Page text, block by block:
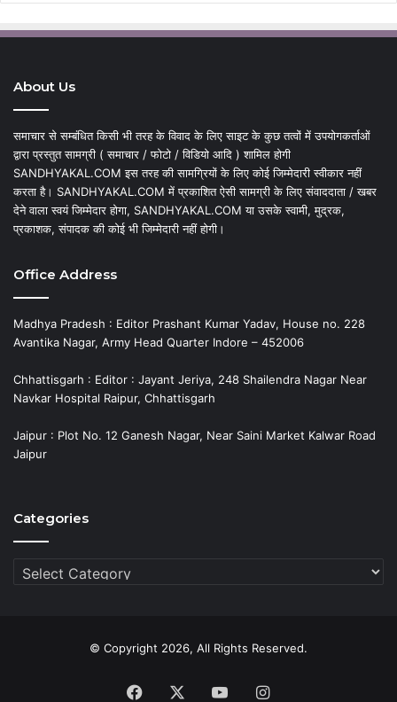
About Us
समाचार से सम्बंधित किसी भी तरह के विवाद के लिए साइट के कुछ तत्वों में उपयोगकर्ताओं
द्वारा प्रस्तुत सामग्री ( समाचार / फोटो / विडियो आदि ) शामिल होगी
SANDHYAKAL.COM इस तरह की सामग्रियों के लिए कोई जिम्मेदारी स्वीकार नहीं
करता है। SANDHYAKAL.COM में प्रकाशित ऐसी सामग्री के लिए संवाददाता / खबर
देने वाला स्वयं जिम्मेदार होगा, SANDHYAKAL.COM या उसके स्वामी, मुद्रक,
प्रकाशक, संपादक की कोई भी जिम्मेदारी नहीं होगी।
Office Address
Madhya Pradesh : Editor Prashant Kumar Yadav, House no. 228
Avantika Nagar, Army Head Quarter Indore – 452006
Chhattisgarh : Editor : Jayant Jeriya, 248 Shailendra Nagar Near
Navkar Hospital Raipur, Chhattisgarh
Jaipur : Plot No. 12 Ganesh Nagar, Near Saini Market Kalwar Road
Jaipur
Categories
Categories
© Copyright 2026, All Rights Reserved.
Facebook YouTubeInstagram